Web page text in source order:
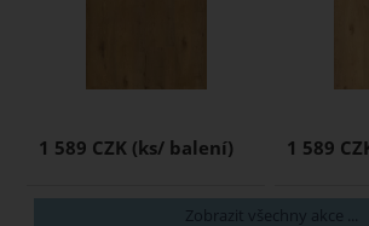
1 589 CZK 1 589
Zobrazit všechny akce ...